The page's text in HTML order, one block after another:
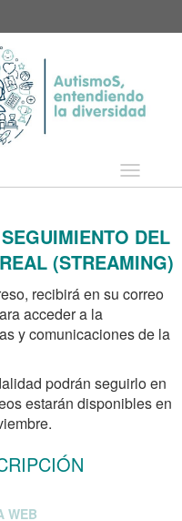
Idioma
DEL
(STREAMING)
recibirá en su correo
acceder a la
y comunicaciones de la
podrán seguirlo en
estarán disponibles en
WEB